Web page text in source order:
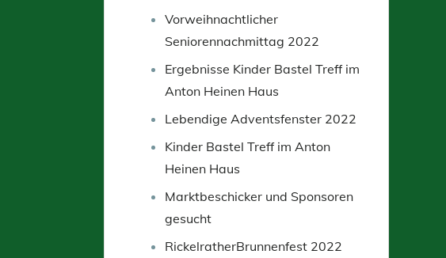
Vorweihnachtlicher
Seniorennachmittag 2022
Ergebnisse Kinder Bastel Treff im
Anton Heinen Haus
Lebendige Adventsfenster 2022
Kinder Bastel Treff im Anton
Heinen Haus
Marktbeschicker und Sponsoren
gesucht
RickelratherBrunnenfest 2022